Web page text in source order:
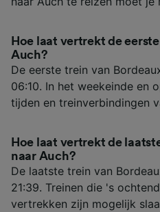
Hoe laat vertrekt de
Auch?
De eerste trein van
06:10. In het weekeinde en
tijden en treinverbindingen
Hoe laat vertrekt de
naar Auch?
De laatste trein van
21:39. Treinen die 's
vertrekken zijn mogelijk